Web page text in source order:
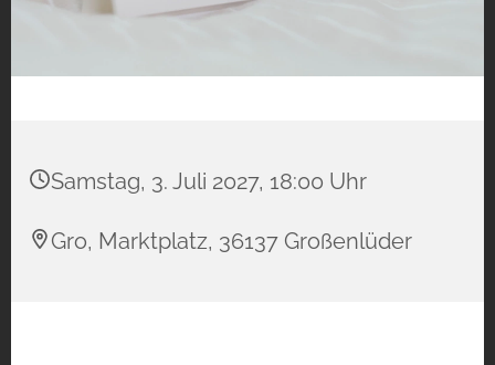
Samstag, 3. Juli 2027, 18:00 Uhr
Gro, Marktplatz, 36137 Großenlüder